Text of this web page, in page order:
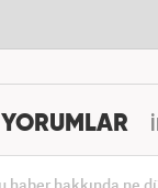
YORUMLAR